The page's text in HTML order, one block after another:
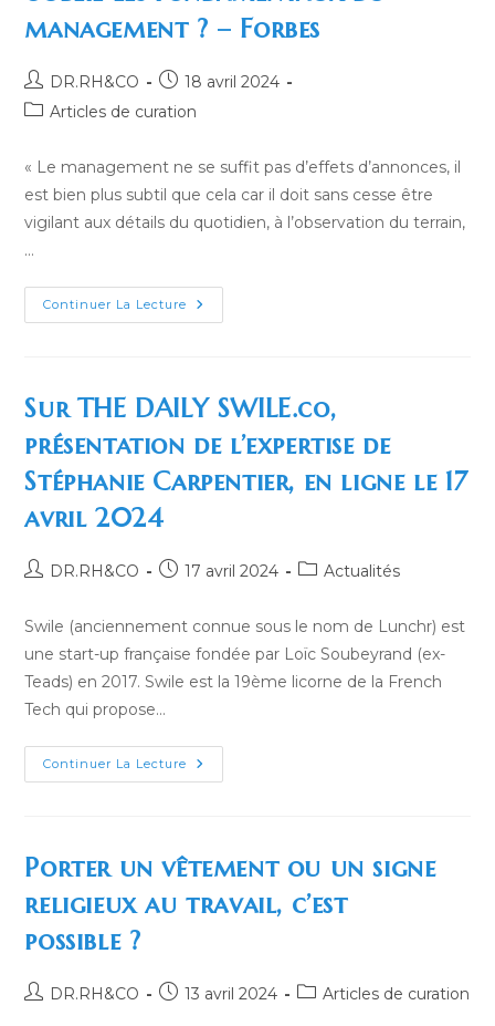
24
Avril
2024
management ? – Forbes
Auteur/autrice
de
DR.RH&CO
Publication
publiée :
18 avril 2024
PostArticles de curation
« Le management ne se suffit pas d’effets d’annonces, il
est bien plus subtil que cela car il doit sans cesse être
vigilant aux détails du quotidien, à l’observation du terrain,
…
Continuer La Lecture Nouvelles
Tendances
On
Oublié
Fondamentaux
Du
Management
?
Sur THE DAILY SWILE.co,
présentation de l’expertise de
Stéphanie Carpentier, en ligne le 17
avril 2024
Auteur/autrice
la
publication :
DR.RH&CO
Publication
17 avril 2024
PostActualités
Swile (anciennement connue sous le nom de Lunchr) est
une start-up française fondée par Loïc Soubeyrand (ex-
Teads) en 2017. Swile est la 19ème licorne de la French
Tech qui propose…
Continuer La Lecture Sur
THE
L’expertise
De
Carpentier,
En
2024
Porter un vêtement ou un signe
religieux au travail, c’est
possible ?
Auteur/autrice
DR.RH&CO
Publication
13 avril 2024
PostArticles de curation